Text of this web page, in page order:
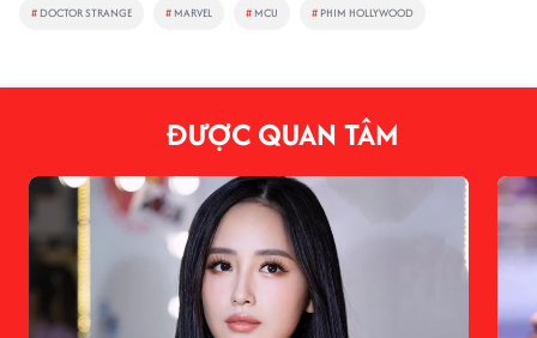
# DOCTOR STRANGE # MARVEL # MCU # PHIM HOLLYWOOD
ĐƯỢC QUAN TÂM